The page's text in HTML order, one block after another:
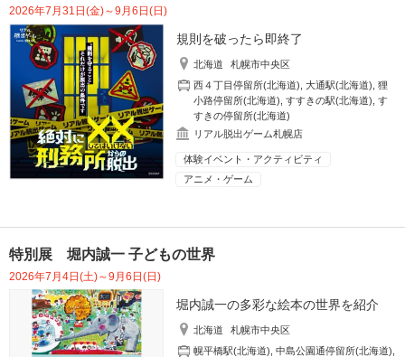
2026年7月31日(金)～9月6日(日)
規則を破ったら即終了
北海道
札幌市中央区
西４丁目停留所(北海道) ,大通駅(北海道) ,狸
小路停留所(北海道) ,すすきの駅(北海道) ,す
すきの停留所(北海道)
リアル脱出ゲーム札幌店
体験イベント・アクティビティ
アニメ・ゲーム
特別展 堀内誠一 子どもの世界
2026年7月4日(土)～9月6日(日)
堀内誠一の多彩な絵本の世界を紹介
北海道
札幌市中央区
幌平橋駅(北海道) ,中島公園通停留所(北海道)